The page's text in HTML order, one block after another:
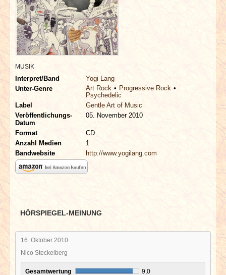
INTERVIEWS
SPECIALS
REDAKTION
LINKS
ARCHIV
MUSIK
Interpret/Band
Yogi Lang
Unter-Genre
Art Rock
Progressive Rock
Psychedelic
Label
Gentle Art of Music
Veröffentlichungs-
Datum
05. November 2010
Format
CD
Anzahl Medien
1
Bandwebsite
http://www.yogilang.com
HÖRSPIEGEL-MEINUNG
16. Oktober 2010
Nico Steckelberg
Gesamtwertung 9,0